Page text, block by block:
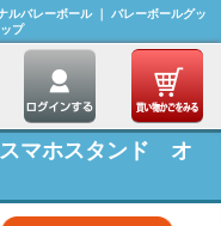
バレーボール ｜ バレーボールグッ
プ
スマホスタンド オ